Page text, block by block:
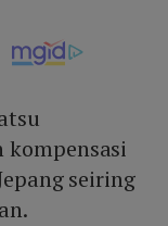
kompensasi
seiring